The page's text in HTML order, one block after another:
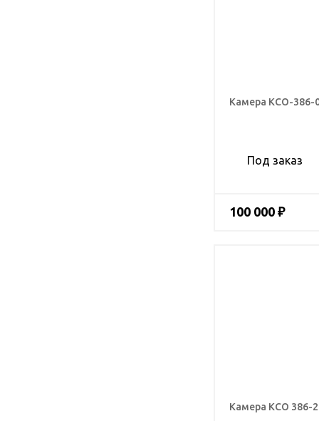
Камера КСО-386-
Под заказ
100 000 ₽
Камера КСО 386-